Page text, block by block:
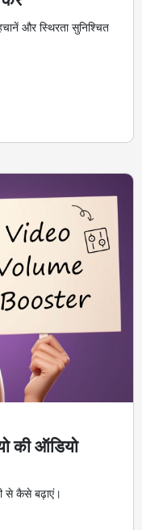
और स्थिरता सुनिश्चित
की ऑडियो
से कैसे बढ़ाएं।